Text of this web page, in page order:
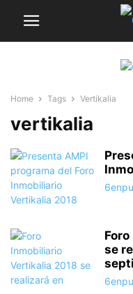
Home Tags Vertikalia
vertikalia
se